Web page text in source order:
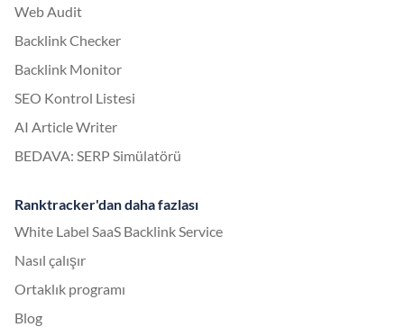
Web Audit
Backlink Checker
Backlink Monitor
SEO Kontrol Listesi
AI Article Writer
BEDAVA: SERP Simülatörü
Ranktracker'dan daha fazlası
White Label SaaS Backlink Service
Nasıl çalışır
Ortaklık programı
Blog